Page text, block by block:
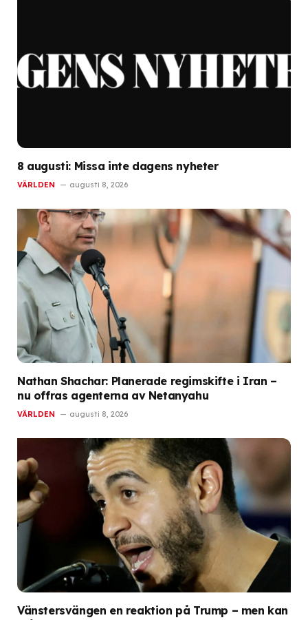
8 augusti: Missa inte dagens nyheter
VÄRLDEN augusti 8, 2026
Nathan Shachar: Planerade regimskifte i Iran –
nu offras agenterna av Netanyahu
VÄRLDEN augusti 8, 2026
Vänstersvängen en reaktion på Trump – men kan